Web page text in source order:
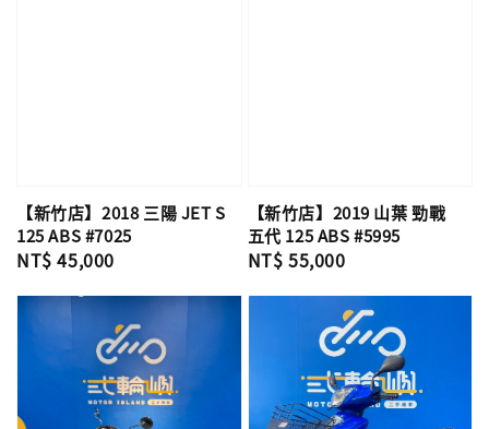
【新竹店】2018 三陽 JET S
125 ABS #7025
Regular
NT$ 45,000
【新竹店】2019 山葉 勁戰
五代 125 ABS #5995
Regular
NT$ 55,000